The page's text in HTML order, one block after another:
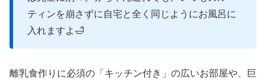
ティンを崩さずに自宅と全く同じようにお風呂に
入れますよ🛁
離乳食作りに必須の「キッチン付き」の広いお部屋や、巨